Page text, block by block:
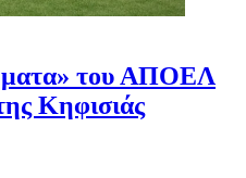
του ΑΠΟΕΛ
Κηφισιάς